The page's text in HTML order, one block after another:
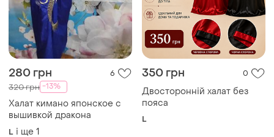
280 грн 6
320 грн -13%
Халат кимано японское с
вышивкой дракона
L і ще 1
350 грн 0
Двосторонній халат без
пояса
L